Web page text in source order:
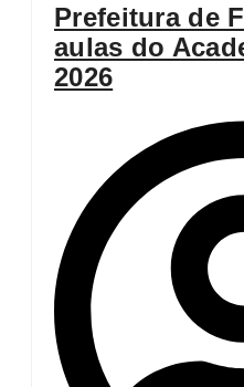
Prefeitura de
aulas do
2026